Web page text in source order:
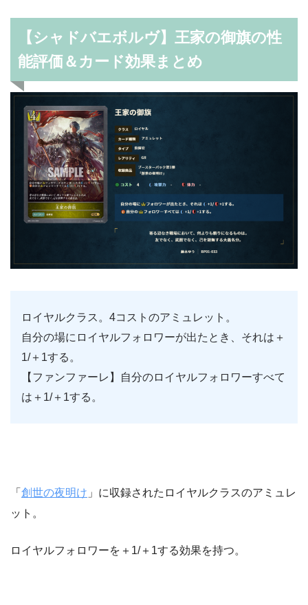
【シャドバエボルヴ】王家の御旗の性
能評価＆カード効果まとめ
ロイヤルクラス。4コストのアミュレット。
自分の場にロイヤルフォロワーが出たとき、それは＋
1/＋1する。
【ファンファーレ】自分のロイヤルフォロワーすべて
は＋1/＋1する。
「 創世の夜明け 」に収録されたロイヤルクラスのアミュレ
ット。
ロイヤルフォロワーを＋1/＋1する効果を持つ。